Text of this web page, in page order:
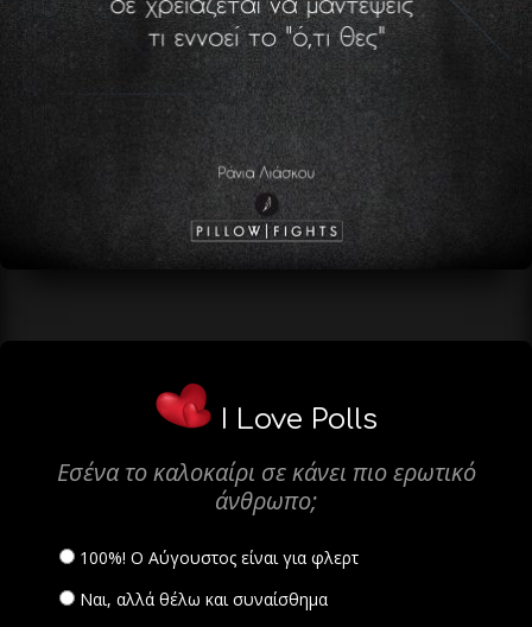
I Love Polls
Εσένα το καλοκαίρι σε κάνει πιο ερωτικό
άνθρωπο;
100%! Ο Αύγουστος είναι για φλερτ
Ναι, αλλά θέλω και συναίσθημα